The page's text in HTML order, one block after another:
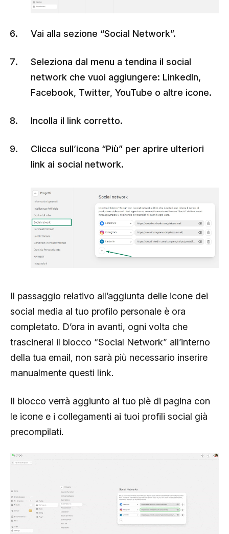
Vai alla sezione “Social Network”.
Seleziona dal menu a tendina il social
network che vuoi aggiungere: LinkedIn,
Facebook, Twitter, YouTube o altre icone.
Incolla il link corretto.
Clicca sull’icona “Più” per aprire ulteriori
link ai social network.
Il passaggio relativo all’aggiunta delle icone dei
social media al tuo profilo personale è ora
completato. D’ora in avanti, ogni volta che
trascinerai il blocco “Social Network” all’interno
della tua email, non sarà più necessario inserire
manualmente questi link.
Il blocco verrà aggiunto al tuo piè di pagina con
le icone e i collegamenti ai tuoi profili social già
precompilati.